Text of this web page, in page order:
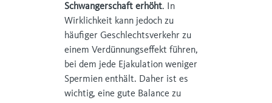
Schwangerschaft erhöht. In
Wirklichkeit kann jedoch zu
häufiger Geschlechtsverkehr zu
einem Verdünnungseffekt führen,
bei dem jede Ejakulation weniger
Spermien enthält. Daher ist es
wichtig, eine gute Balance zu